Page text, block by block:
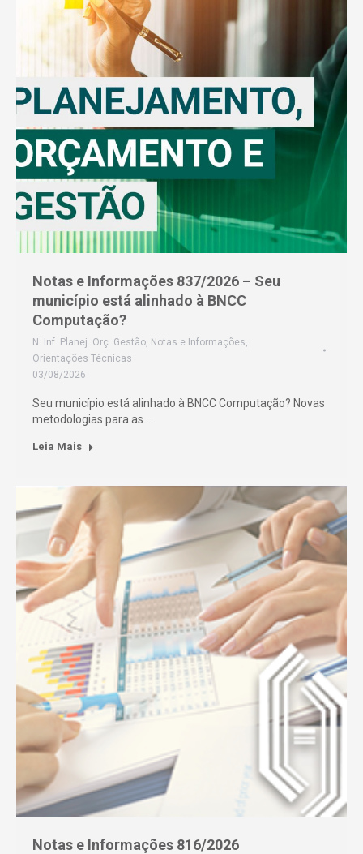
Notas e Informações 837/2026 – Seu
município está alinhado à BNCC
Computação?
N. Inf. Planej. Orç. Gestão, Notas e Informações,
Orientações Técnicas
03/08/2026
Seu município está alinhado à BNCC Computação? Novas
metodologias para as…
Leia Mais
Notas e Informações 816/2026